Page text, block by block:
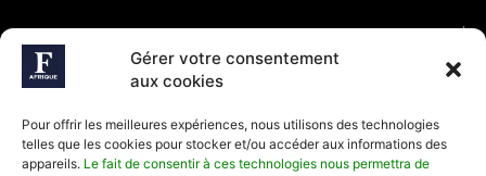
Gérer votre consentement
aux cookies
Pour offrir les meilleures expériences, nous utilisons des technologies
telles que les cookies pour stocker et/ou accéder aux informations des
appareils. Le fait de consentir à ces technologies nous permettra de
JOINDRE L'ÉQUIPE
Rédaction
Développement commercial
Communiquer avec Forbes Afrique